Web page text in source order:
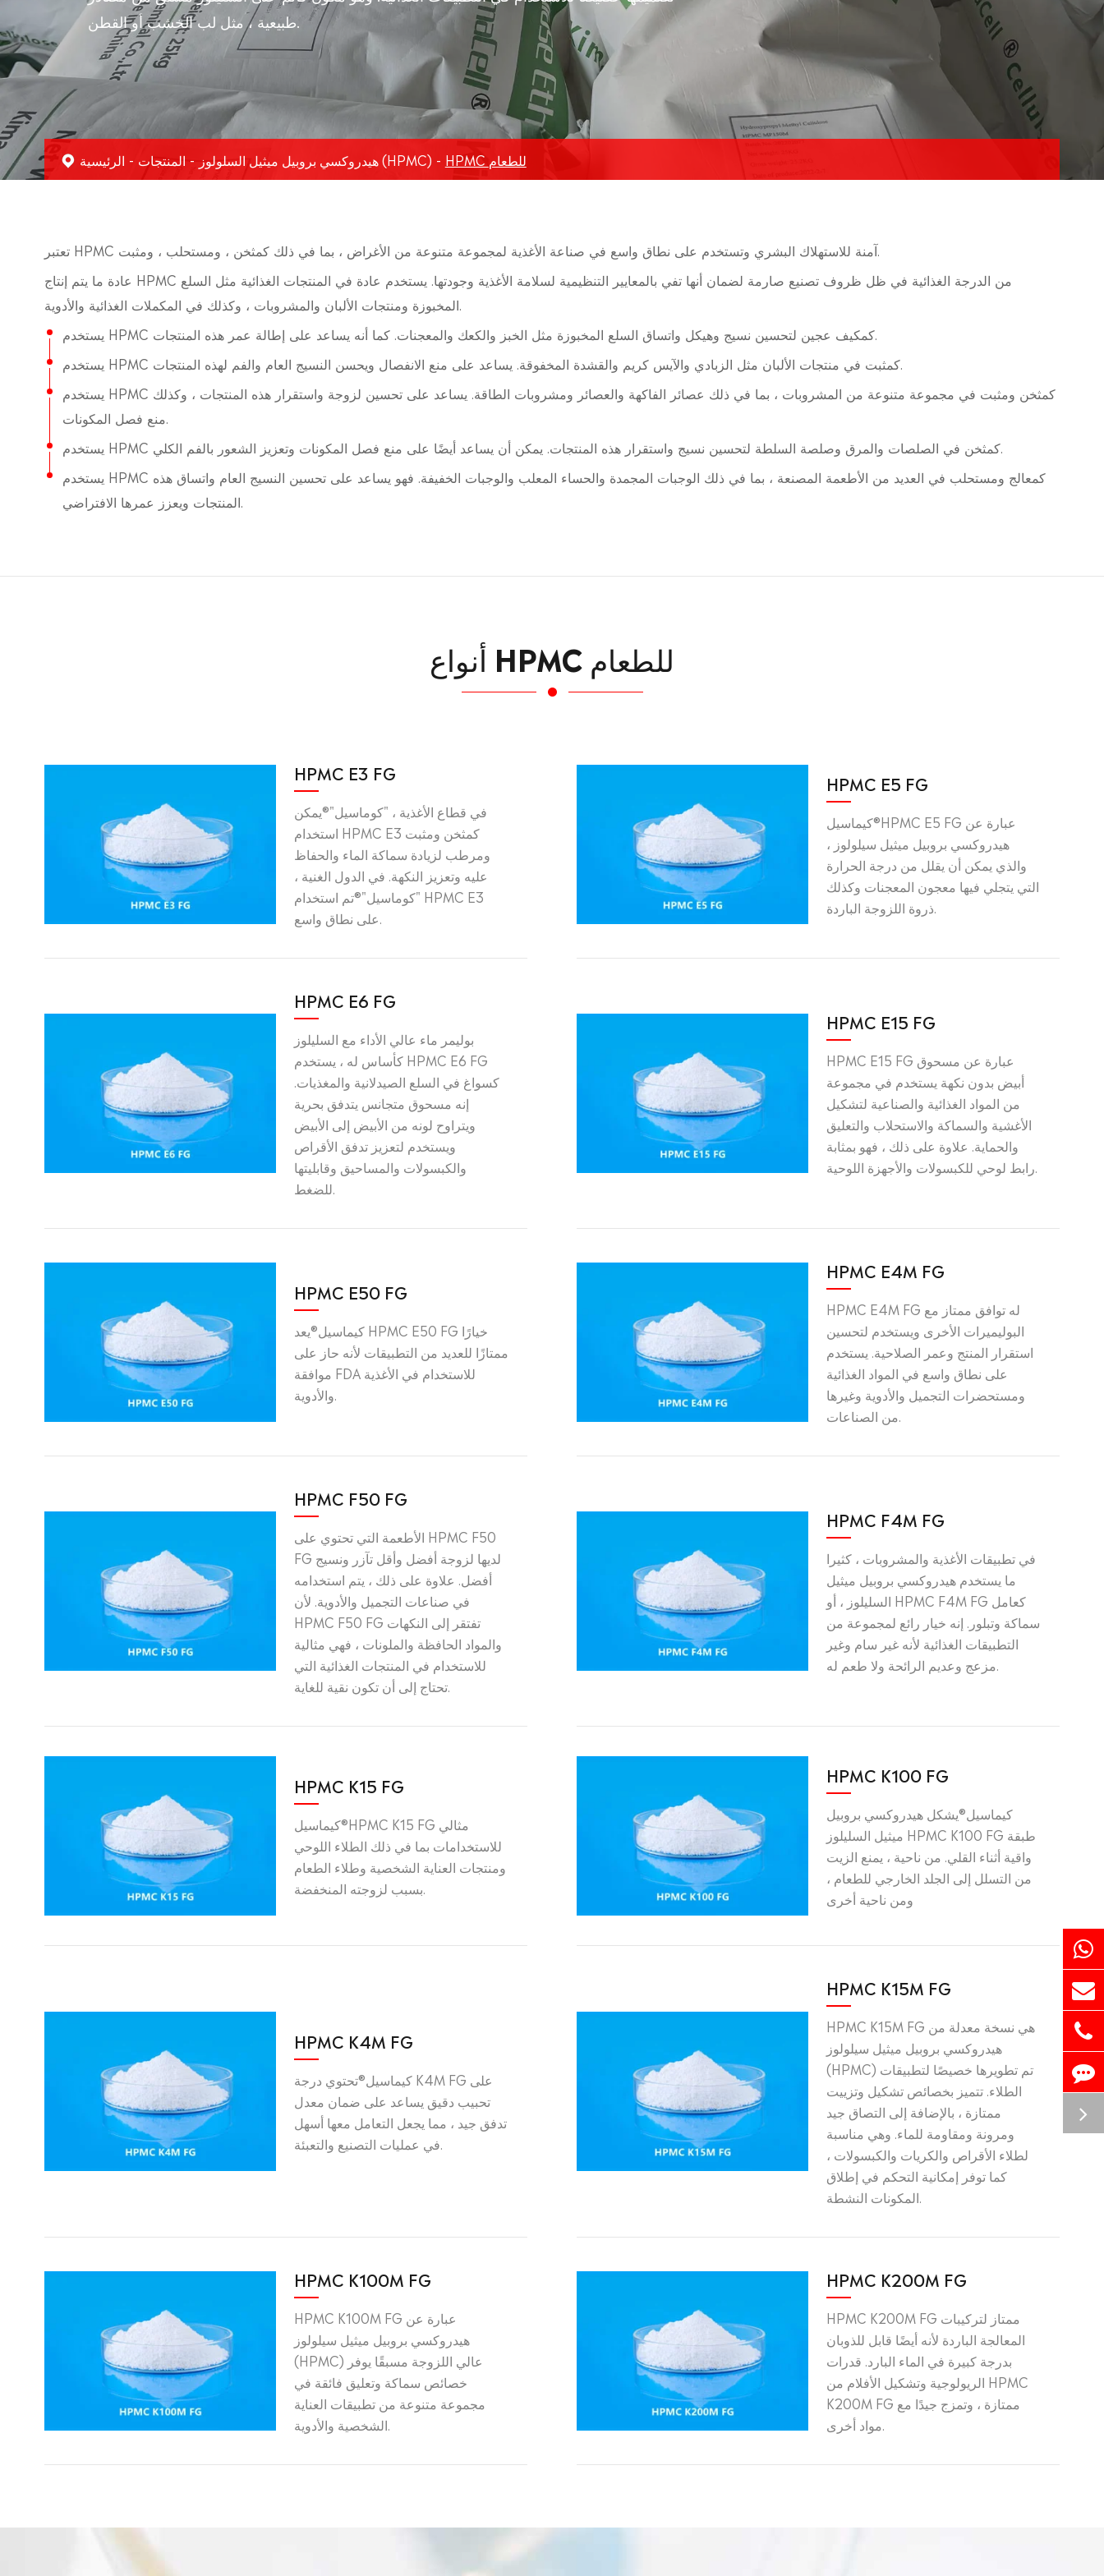
الرئيسية المنتجات هيدروكسي بروبيل ميثيل السلولوز (HPMC) HPMC للطعام
تعتبر HPMC آمنة للاستهلاك البشري وتستخدم على نطاق واسع في صناعة الأغذية لمجموعة متنوعة من الأغراض ، بما في ذلك كمثخن ، ومستحلب ، ومثبت.
عادة ما يتم إنتاج HPMC من الدرجة الغذائية في ظل ظروف تصنيع صارمة لضمان أنها تفي بالمعايير التنظيمية لسلامة الأغذية وجودتها. يستخدم عادة في المنتجات الغذائية مثل السلع
المخبوزة ومنتجات الألبان والمشروبات ، وكذلك في المكملات الغذائية والأدوية.
يستخدم HPMC كمكيف عجين لتحسين نسيج وهيكل واتساق السلع المخبوزة مثل الخبز والكعك والمعجنات. كما أنه يساعد على إطالة عمر هذه المنتجات.
يستخدم HPMC كمثبت في منتجات الألبان مثل الزبادي والآيس كريم والقشدة المخفوقة. يساعد على منع الانفصال ويحسن النسيج العام والفم لهذه المنتجات.
يستخدم HPMC كمثخن ومثبت في مجموعة متنوعة من المشروبات ، بما في ذلك عصائر الفاكهة والعصائر ومشروبات الطاقة. يساعد على تحسين لزوجة واستقرار هذه المنتجات ، وكذلك
منع فصل المكونات.
يستخدم HPMC كمثخن في الصلصات والمرق وصلصة السلطة لتحسين نسيج واستقرار هذه المنتجات. يمكن أن يساعد أيضًا على منع فصل المكونات وتعزيز الشعور بالفم الكلي.
يستخدم HPMC كمعالج ومستحلب في العديد من الأطعمة المصنعة ، بما في ذلك الوجبات المجمدة والحساء المعلب والوجبات الخفيفة. فهو يساعد على تحسين النسيج العام واتساق هذه
المنتجات ويعزز عمرها الافتراضي.
أنواع HPMC للطعام
HPMC E3 FG
في قطاع الأغذية ، "كوماسيل"®يمكن
استخدام HPMC E3 كمثخن ومثبت
ومرطب لزيادة سماكة الماء والحفاظ
عليه وتعزيز النكهة. في الدول الغنية ،
"كوماسيل"®تم استخدام HPMC E3
على نطاق واسع.
HPMC E5 FG
كيماسيل®HPMC E5 FG عبارة عن
هيدروكسي بروبيل ميثيل سيلولوز ،
والذي يمكن أن يقلل من درجة الحرارة
التي يتجلي فيها معجون المعجنات وكذلك
ذروة اللزوجة الباردة.
HPMC E6 FG
بوليمر ماء عالي الأداء مع السليلوز
كأساس له ، يستخدم HPMC E6 FG
كسواغ في السلع الصيدلانية والمغذيات.
إنه مسحوق متجانس يتدفق بحرية
ويتراوح لونه من الأبيض إلى الأبيض
ويستخدم لتعزيز تدفق الأقراص
والكبسولات والمساحيق وقابليتها
للضغط.
HPMC E15 FG
HPMC E15 FG عبارة عن مسحوق
أبيض بدون نكهة يستخدم في مجموعة
من المواد الغذائية والصناعية لتشكيل
الأغشية والسماكة والاستحلاب والتعليق
والحماية. علاوة على ذلك ، فهو بمثابة
رابط لوحي للكبسولات والأجهزة اللوحية.
HPMC E50 FG
كيماسيل®يعد HPMC E50 FG خيارًا
ممتازًا للعديد من التطبيقات لأنه حاز على
موافقة FDA للاستخدام في الأغذية
والأدوية.
HPMC E4M FG
HPMC E4M FG له توافق ممتاز مع
البوليميرات الأخرى ويستخدم لتحسين
استقرار المنتج وعمر الصلاحية. يستخدم
على نطاق واسع في المواد الغذائية
ومستحضرات التجميل والأدوية وغيرها
من الصناعات.
HPMC F50 FG
الأطعمة التي تحتوي على HPMC F50
FG لديها لزوجة أفضل وأقل تآزر ونسيج
أفضل. علاوة على ذلك ، يتم استخدامه
في صناعات التجميل والأدوية. لأن
HPMC F50 FG تفتقر إلى النكهات
والمواد الحافظة والملونات ، فهي مثالية
للاستخدام في المنتجات الغذائية التي
تحتاج إلى أن تكون نقية للغاية.
HPMC F4M FG
في تطبيقات الأغذية والمشروبات ، كثيرا
ما يستخدم هيدروكسي بروبيل ميثيل
السليلوز ، أو HPMC F4M FG كعامل
سماكة وتبلور. إنه خيار رائع لمجموعة من
التطبيقات الغذائية لأنه غير سام وغير
مزعج وعديم الرائحة ولا طعم له.
HPMC K15 FG
كيماسيل®HPMC K15 FG مثالي
للاستخدامات بما في ذلك الطلاء اللوحي
ومنتجات العناية الشخصية وطلاء الطعام
بسبب لزوجته المنخفضة.
HPMC K100 FG
كيماسيل®يشكل هيدروكسي بروبيل
ميثيل السليلوز HPMC K100 FG طبقة
واقية أثناء القلي. من ناحية ، يمنع الزيت
من التسلل إلى الجلد الخارجي للطعام ،
ومن ناحية أخرى
HPMC K4M FG
كيماسيل®تحتوي درجة K4M FG على
تحبيب دقيق يساعد على ضمان معدل
تدفق جيد ، مما يجعل التعامل معها أسهل
في عمليات التصنيع والتعبئة.
HPMC K15M FG
HPMC K15M FG هي نسخة معدلة من
هيدروكسي بروبيل ميثيل سيلولوز
(HPMC) تم تطويرها خصيصًا لتطبيقات
الطلاء. تتميز بخصائص تشكيل وتزييت
ممتازة ، بالإضافة إلى التصاق جيد
ومرونة ومقاومة للماء. وهي مناسبة
لطلاء الأقراص والكريات والكبسولات ،
كما توفر إمكانية التحكم في إطلاق
المكونات النشطة.
HPMC K100M FG
HPMC K100M FG عبارة عن
هيدروكسي بروبيل ميثيل سيلولوز
(HPMC) عالي اللزوجة مسبقًا يوفر
خصائص سماكة وتعليق فائقة في
مجموعة متنوعة من تطبيقات العناية
الشخصية والأدوية.
HPMC K200M FG
HPMC K200M FG ممتاز لتركيبات
المعالجة الباردة لأنه أيضًا قابل للذوبان
بدرجة كبيرة في الماء البارد. قدرات
الريولوجية وتشكيل الأفلام من HPMC
K200M FG ممتازة ، وتمزج جيدًا مع
مواد أخرى.